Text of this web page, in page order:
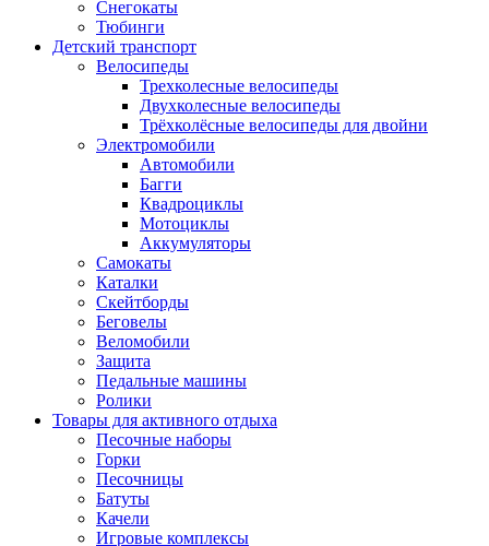
Снегокаты
Тюбинги
Детский транспорт
Велосипеды
Трехколесные велосипеды
Двухколесные велосипеды
Трёхколёсные велосипеды для двойни
Электромобили
Автомобили
Багги
Квадроциклы
Мотоциклы
Аккумуляторы
Самокаты
Каталки
Скейтборды
Беговелы
Веломобили
Защита
Педальные машины
Ролики
Товары для активного отдыха
Песочные наборы
Горки
Песочницы
Батуты
Качели
Игровые комплексы